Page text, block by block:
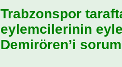
Trabzonspor
eylemcilerinin
Demirören’i